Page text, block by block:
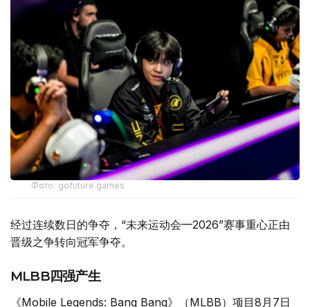
Фото: gofuture.games
经过连续数日的争夺，“未来运动会—2026”赛事重心正由
晋级之争转向冠军争夺。
MLBB四强产生
《Mobile Legends: Bang Bang》（MLBB）项目8月7日